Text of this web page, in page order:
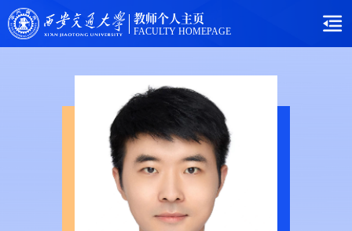
教师个人主页
FACULTY HOMEPAGE